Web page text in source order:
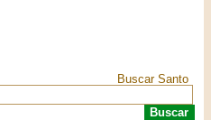
Buscar Santo